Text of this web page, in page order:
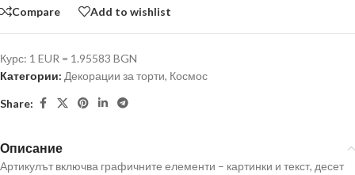
Compare Add to wishlist
Курс: 1 EUR = 1.95583 BGN
Категории: Декорации за торти, Космос
Share:
Описание
Артикулът включва графичните елементи – картинки и текст, десет